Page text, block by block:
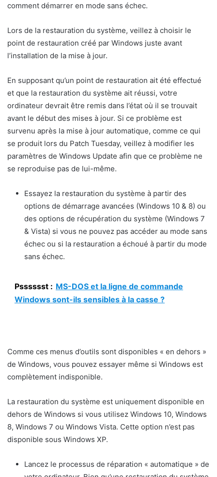
comment démarrer en mode sans échec.
Lors de la restauration du système, veillez à choisir le
point de restauration créé par Windows juste avant
l’installation de la mise à jour.
En supposant qu’un point de restauration ait été effectué
et que la restauration du système ait réussi, votre
ordinateur devrait être remis dans l’état où il se trouvait
avant le début des mises à jour. Si ce problème est
survenu après la mise à jour automatique, comme ce qui
se produit lors du Patch Tuesday, veillez à modifier les
paramètres de Windows Update afin que ce problème ne
se reproduise pas de lui-même.
Essayez la restauration du système à partir des
options de démarrage avancées (Windows 10 & 8) ou
des options de récupération du système (Windows 7
& Vista) si vous ne pouvez pas accéder au mode sans
échec ou si la restauration a échoué à partir du mode
sans échec.
Psssssst : MS-DOS et la ligne de commande
Windows sont-ils sensibles à la casse ?
Comme ces menus d’outils sont disponibles « en dehors »
de Windows, vous pouvez essayer même si Windows est
complètement indisponible.
La restauration du système est uniquement disponible en
dehors de Windows si vous utilisez Windows 10, Windows
8, Windows 7 ou Windows Vista. Cette option n’est pas
disponible sous Windows XP.
Lancez le processus de réparation « automatique » de